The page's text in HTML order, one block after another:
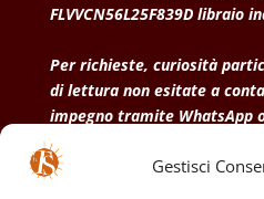
Gestisci
FLVVCN56L25F839D libraio
Per richieste, curiosità
di lettura non esitate a
impegno tramite WhatsApp
• Condizioni generali di